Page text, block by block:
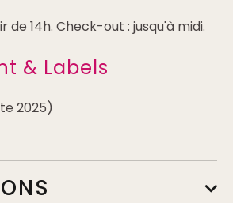
de 14h. Check-out : jusqu'à midi.
& Labels
2025)